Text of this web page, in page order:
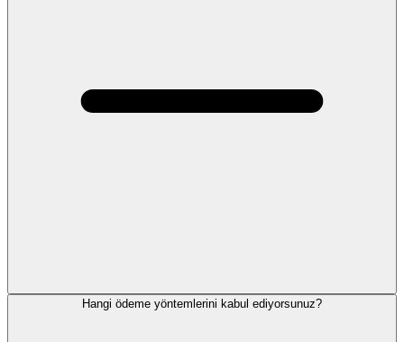
Hangi ödeme yöntemlerini kabul ediyorsunuz?